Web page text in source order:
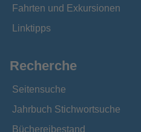
Fahrten und Exkursionen
Linktipps
Recherche
Seitensuche
Jahrbuch Stichwortsuche
Büchereibestand